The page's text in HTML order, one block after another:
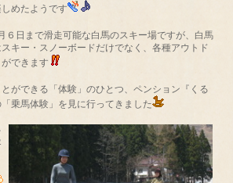
めたようです
６日まで滑走可能な白馬のスキー場ですが、白馬
キー・スノーボードだけでなく、各種アウトド
できます
ができる「体験」のひとつ、ペンション『くる
乗馬体験」を見に行ってきました